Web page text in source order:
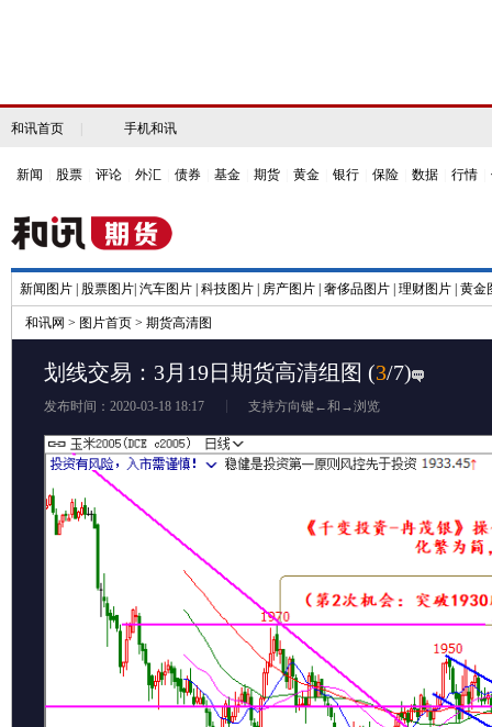
和讯首页 手机和讯
新闻 股票 评论 外汇 债券 基金 期货 黄金 银行 保险 数据 行情
新闻图片 股票图片 汽车图片 科技图片 房产图片 奢侈品图片 理财图片 黄金
和讯网 > 图片首页 > 期货高清图
划线交易：3月19日期货高清组图 (3/7)
发布时间：2020-03-18 18:17 支持方向键←和→浏览